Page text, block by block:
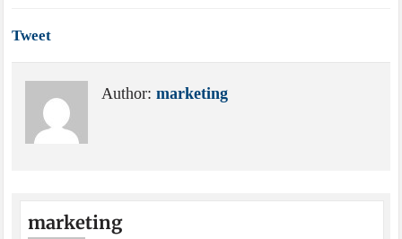
Tweet
Author:marketing
marketing